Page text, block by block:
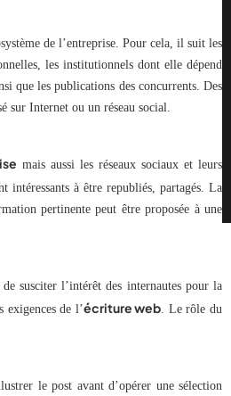
de l’entreprise. Pour cela, il suit les
les institutionnels dont elle dépend
que les publications des concurrents. Des
sur Internet ou un réseau social.
mais aussi les réseaux sociaux et leurs
intéressants à être republiés, partagés. La
pertinente peut être proposée à une
susciter l’intérêt des internautes pour la
exigences de l’écriture web. Le rôle du
le post avant d’opérer une sélection